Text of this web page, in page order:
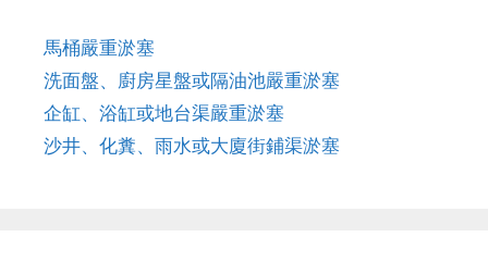
馬桶嚴重淤塞
洗面盤、廚房星盤或隔油池嚴重淤塞
企缸、浴缸或地台渠嚴重淤塞
沙井、化糞、雨水或大廈街鋪渠淤塞